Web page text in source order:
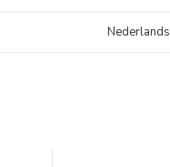
Nederlands